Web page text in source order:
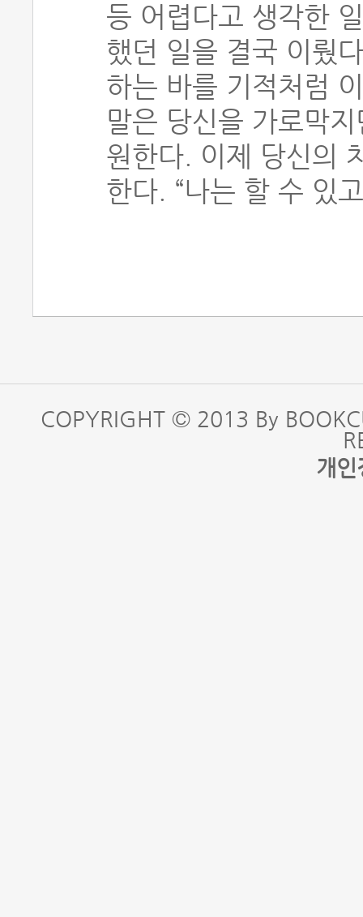
등 어렵다고 생각한
했던 일을 결국 이뤘
하는 바를 기적처럼
말은 당신을 가로막
원한다. 이제 당신의
한다. “나는 할 수 있
COPYRIGHT © 2013 By
개인